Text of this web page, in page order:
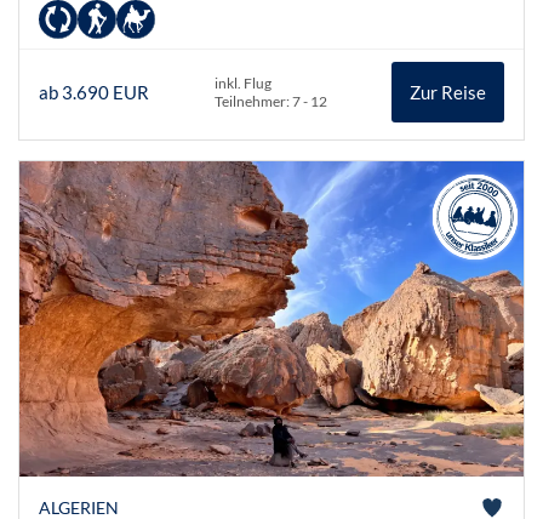
ab 3.690 EUR
inkl. Flug
Teilnehmer: 7 - 12
Zur Reise
ALGERIEN